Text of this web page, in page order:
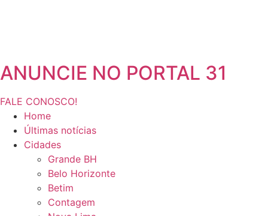
ANUNCIE NO PORTAL 31
FALE CONOSCO!
Home
Últimas notícias
Cidades
Grande BH
Belo Horizonte
Betim
Contagem